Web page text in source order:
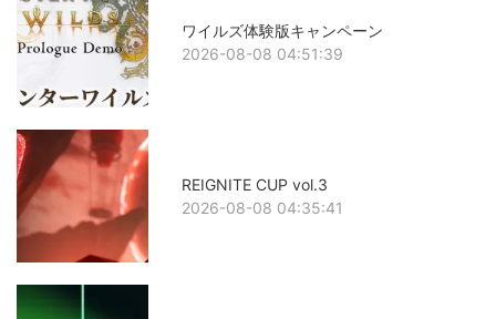
ワイルズ体験版キャンペーン
2026-08-08 04:51:39
REIGNITE CUP vol.3
2026-08-08 04:35:41